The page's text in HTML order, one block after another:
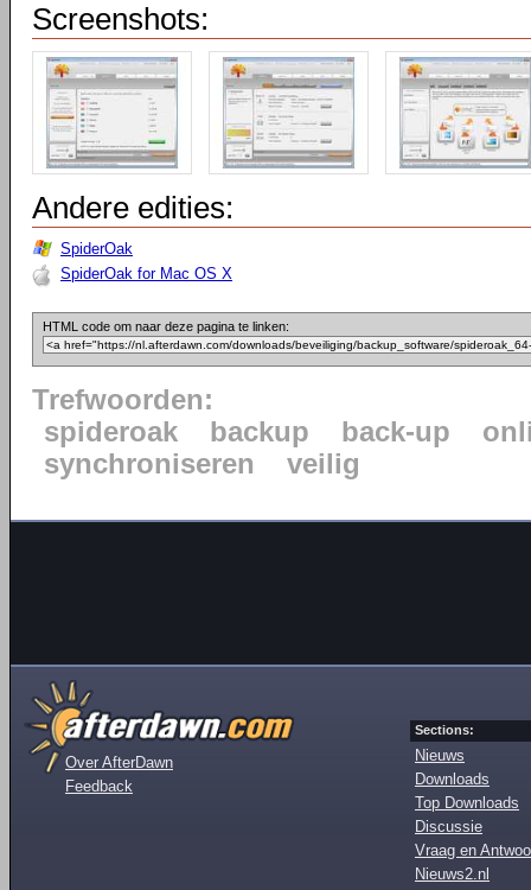
Screenshots:
Andere edities:
SpiderOak
SpiderOak for Mac OS X
HTML code om naar deze pagina te linken:
Trefwoorden:
spideroak
backup back-up
synchroniseren
veilig
Over AfterDawn
Feedback
Sections:
Nieuws
Downloads
Top Downloads
Discussie
Vraag en
Nieuws2.nl